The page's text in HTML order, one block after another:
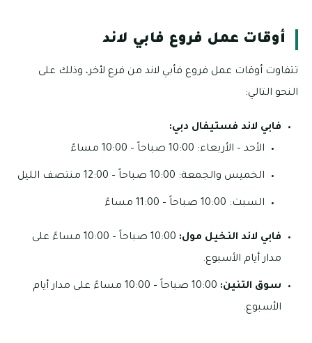
أوقات عمل فروع فابي لاند
تتفاوت أوقات عمل فروع فأبي لاند من فرع لأخر، وذلك على
النحو التالي:
فابي لاند فستيفال دبي:
الأحد – الأربعاء: 10:00 صباحاً – 10:00 مساءً
الخميس والجمعة: 10:00 صباحاً – 12:00 منتصف الليل
السبت: 10:00 صباحاً – 11:00 مساءً
فابي لاند النخيل مول:
10:00 صباحاً – 10:00 مساءً على
مدار أيام الأسبوع.
سوق التنين:
10:00 صباحاً – 10:00 مساءً على مدار أيام
الأسبوع.